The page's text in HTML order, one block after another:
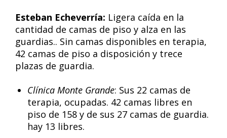
Esteban Echeverría: Ligera caída en la
cantidad de camas de piso y alza en las
guardias.. Sin camas disponibles en terapia,
42 camas de piso a disposición y trece
plazas de guardia.
Clínica Monte Grande: Sus 22 camas de
terapia, ocupadas. 42 camas libres en
piso de 158 y de sus 27 camas de guardia.
hay 13 libres.